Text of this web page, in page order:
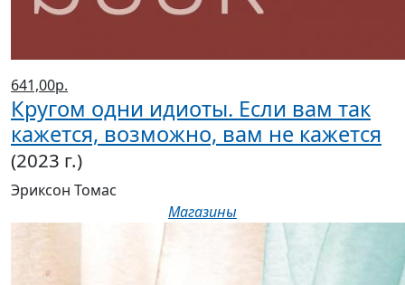
641,00р.
Кругом одни идиоты. Если вам так
кажется, возможно, вам не кажется
(2023 г.)
Эриксон Томас
Магазины